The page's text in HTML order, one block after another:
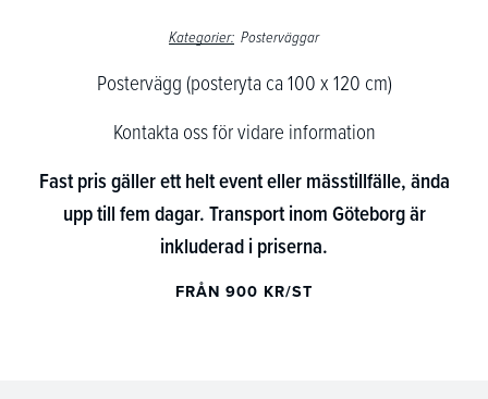
Kategorier: Posterväggar
Postervägg (posteryta ca 100 x 120 cm)
Kontakta oss för vidare information
Fast pris gäller ett helt event eller mässtillfälle, ända
upp till fem dagar. Transport inom Göteborg är
inkluderad i priserna.
FRÅN 900 KR/ST